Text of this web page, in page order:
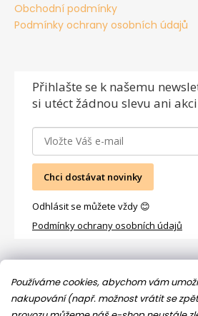
Používáme cookies, abychom vám
nakupování (např. možnost vrátit se
Obchodní podmínky
Podmínky ochrany osobních údajů
Přihlašte se k našemu
si utéct žádnou slevu ani
Chci dostávat novinky
Odhlásit se můžete vždy 😊
Podmínky ochrany osobních údajů
Facebook